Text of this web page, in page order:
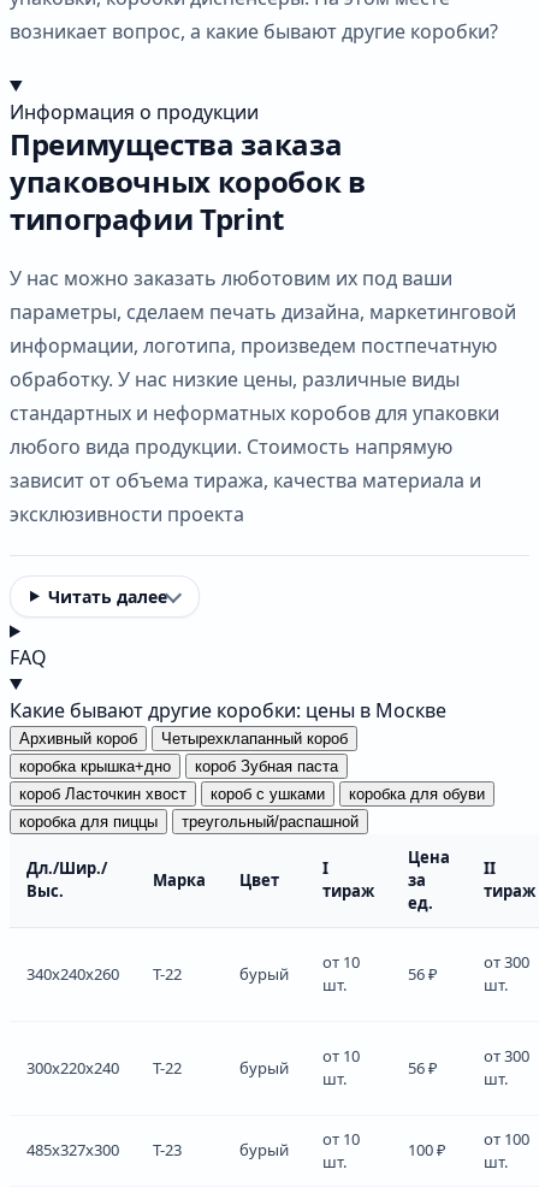
возникает вопрос, а какие бывают другие коробки?
Информация о продукции
Преимущества заказа
упаковочных коробок в
типографии Tprint
У нас можно заказать люботовим их под ваши
параметры, сделаем печать дизайна, маркетинговой
информации, логотипа, произведем постпечатную
обработку. У нас низкие цены, различные виды
стандартных и неформатных коробов для упаковки
любого вида продукции. Стоимость напрямую
зависит от объема тиража, качества материала и
эксклюзивности проекта
Читать далее
FAQ
Какие бывают другие коробки: цены в Москве
Архивный короб
Четырехклапанный короб
коробка крышка+дно
короб Зубная паста
короб Ласточкин хвост
короб с ушками
коробка для обуви
коробка для пиццы
треугольный/распашной
Дл./Шир./
Выс.
Марка Цвет
I
тираж
Цена
за
ед.
II
тираж
340x240x260 Т-22 бурый
от 10
шт.
56 ₽
от 300
шт.
300x220x240 Т-22 бурый
от 10
шт.
56 ₽
от 300
шт.
485x327x300 Т-23 бурый
от 10
шт.
100 ₽
от 100
шт.